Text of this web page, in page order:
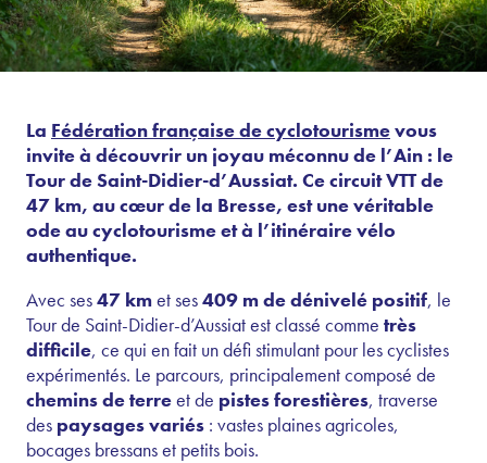
La Fédération française de cyclotourismevous
invite à découvrir un joyau méconnu de l’Ain : le
Tour de Saint-Didier-d’Aussiat. Ce circuit VTT de
47 km, au cœur de la Bresse, est une véritable
ode au cyclotourisme et à l’itinéraire vélo
authentique.
Avec ses47 kmet ses409 m de dénivelé positif, le
Tour de Saint-Didier-d’Aussiat est classé comme très
difficile, ce qui en fait un défi stimulant pour les cyclistes
expérimentés. Le parcours, principalement composé de
chemins de terreet de pistes forestières, traverse
des paysages variés : vastes plaines agricoles,
bocages bressans et petits bois.